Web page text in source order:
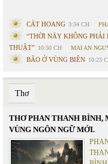
CÁT HOANG 3:34 CH
“THỜI NÀY KHÔNG PHẢI
THUẬT” 10:50 CH MAI AN
BÃO Ở VÙNG BIÊN 10:23
Thơ
THƠ PHAN THANH BÌNH,
VÙNG NGÔN NGỮ MỚI.